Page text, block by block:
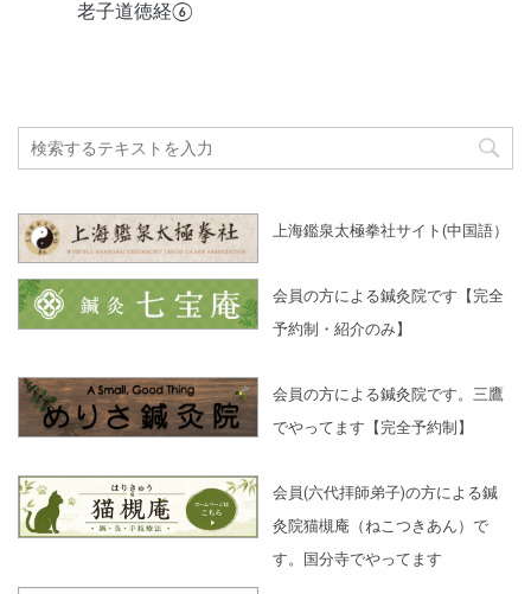
老子道徳経⑥
上海鑑泉太極拳社サイト(中国語）
会員の方による鍼灸院です【完全
予約制・紹介のみ】
会員の方による鍼灸院です。三鷹
でやってます【完全予約制】
会員(六代拝師弟子)の方による鍼
灸院猫槻庵（ねこつきあん）で
す。国分寺でやってます